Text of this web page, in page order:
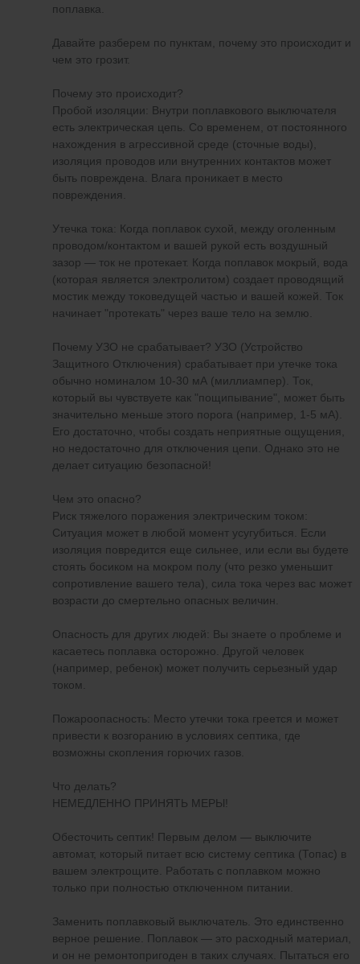
поплавка.
Давайте разберем по пунктам, почему это происходит и
чем это грозит.
Почему это происходит?
Пробой изоляции: Внутри поплавкового выключателя
есть электрическая цепь. Со временем, от постоянного
нахождения в агрессивной среде (сточные воды),
изоляция проводов или внутренних контактов может
быть повреждена. Влага проникает в место
повреждения.
Утечка тока: Когда поплавок сухой, между оголенным
проводом/контактом и вашей рукой есть воздушный
зазор — ток не протекает. Когда поплавок мокрый, вода
(которая является электролитом) создает проводящий
мостик между токоведущей частью и вашей кожей. Ток
начинает "протекать" через ваше тело на землю.
Почему УЗО не срабатывает? УЗО (Устройство
Защитного Отключения) срабатывает при утечке тока
обычно номиналом 10-30 мА (миллиампер). Ток,
который вы чувствуете как "пощипывание", может быть
значительно меньше этого порога (например, 1-5 мА).
Его достаточно, чтобы создать неприятные ощущения,
но недостаточно для отключения цепи. Однако это не
делает ситуацию безопасной!
Чем это опасно?
Риск тяжелого поражения электрическим током:
Ситуация может в любой момент усугубиться. Если
изоляция повредится еще сильнее, или если вы будете
стоять босиком на мокром полу (что резко уменьшит
сопротивление вашего тела), сила тока через вас может
возрасти до смертельно опасных величин.
Опасность для других людей: Вы знаете о проблеме и
касаетесь поплавка осторожно. Другой человек
(например, ребенок) может получить серьезный удар
током.
Пожароопасность: Место утечки тока греется и может
привести к возгоранию в условиях септика, где
возможны скопления горючих газов.
Что делать?
НЕМЕДЛЕННО ПРИНЯТЬ МЕРЫ!
Обесточить септик! Первым делом — выключите
автомат, который питает всю систему септика (Топас) в
вашем электрощите. Работать с поплавком можно
только при полностью отключенном питании.
Заменить поплавковый выключатель. Это единственно
верное решение. Поплавок — это расходный материал,
и он не ремонтопригоден в таких случаях. Пытаться его